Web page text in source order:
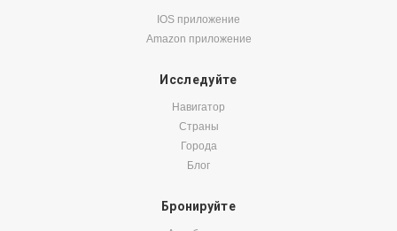
IOS приложение
Amazon приложение
Исследуйте
Навигатор
Страны
Города
Блог
Бронируйте